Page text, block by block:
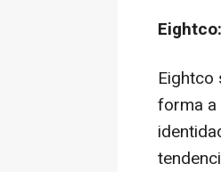
Eightco
forma a